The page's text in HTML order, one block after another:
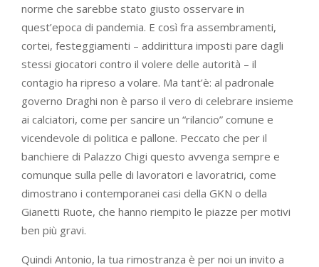
norme che sarebbe stato giusto osservare in
quest’epoca di pandemia. E così fra assembramenti,
cortei, festeggiamenti – addirittura imposti pare dagli
stessi giocatori contro il volere delle autorità – il
contagio ha ripreso a volare. Ma tant’è: al padronale
governo Draghi non è parso il vero di celebrare insieme
ai calciatori, come per sancire un “rilancio” comune e
vicendevole di politica e pallone. Peccato che per il
banchiere di Palazzo Chigi questo avvenga sempre e
comunque sulla pelle di lavoratori e lavoratrici, come
dimostrano i contemporanei casi della GKN o della
Gianetti Ruote, che hanno riempito le piazze per motivi
ben più gravi.
Quindi Antonio, la tua rimostranza è per noi un invito a